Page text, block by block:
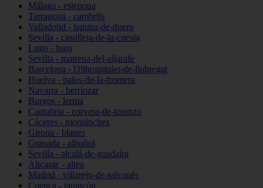
Málaga - estepona
Tarragona - cambrils
Valladolid - laguna-de-duero
Sevilla - castilleja-de-la-cuesta
Lugo - lugo
Sevilla - mairena-del-aljarafe
Barcelona - l39hospitalet-de-llobregat
Huelva - palos-de-la-frontera
Navarra - berriozar
Burgos - lerma
Cantabria - corvera-de-toranzo
Cáceres - montánchez
Girona - blanes
Granada - albuñol
Sevilla - alcalá-de-guadaíra
Alicante - altea
Madrid - villarejo-de-salvanés
Cuenca - tarancón